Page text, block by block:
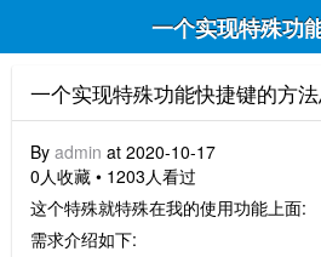
一个实现特殊功
一个实现特殊功能快捷键的方
By admin at 2020-10-17
0人收藏 • 1203人看过
这个特殊就特殊在我的使用功能上面:
需求介绍如下: